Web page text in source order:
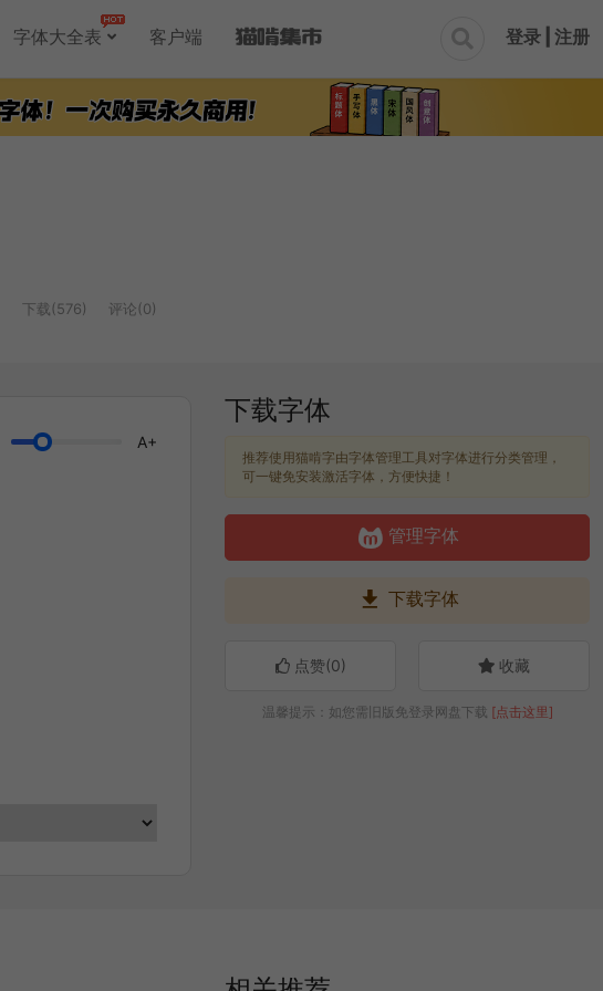
字体大全表 客户端  登录 | 注册
下载(576) 评论(0)
A+
下载字体
推荐使用猫啃字由字体管理工具对字体进行分类管理，
可一键免安装激活字体，方便快捷！
管理字体
 下载字体
点赞(0) 收藏
温馨提示：如您需旧版免登录网盘下载 [点击这里]